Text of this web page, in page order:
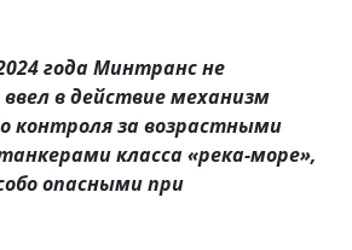
года Минтранс не
в действие механизм
контроля за возрастными
класса «река-море»,
опасными при